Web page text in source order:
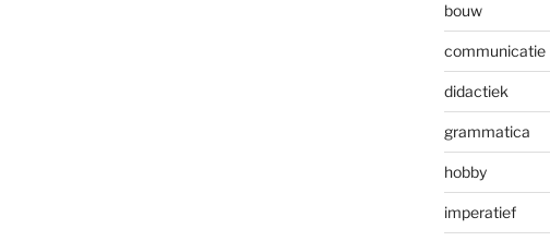
bouw
communicatie
didactiek
grammatica
hobby
imperatief